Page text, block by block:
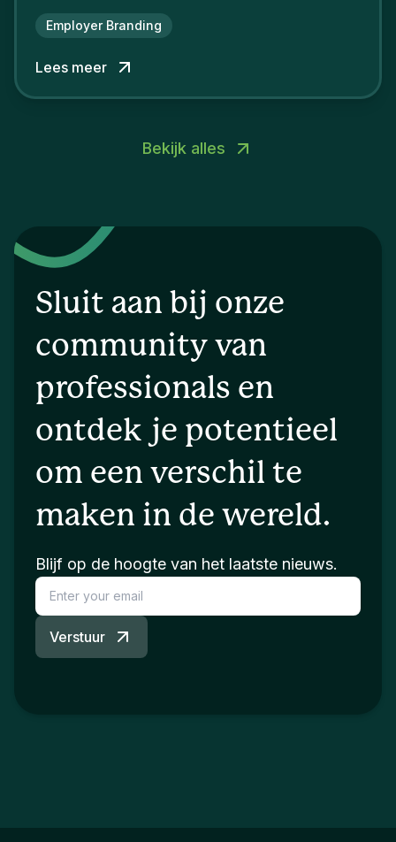
Employer Branding
Lees meer
Bekijk alles
Sluit aan bij onze
community van
professionals en
ontdek je potentieel
om een verschil te
maken in de wereld.
Blijf op de hoogte van het laatste nieuws.
Verstuur